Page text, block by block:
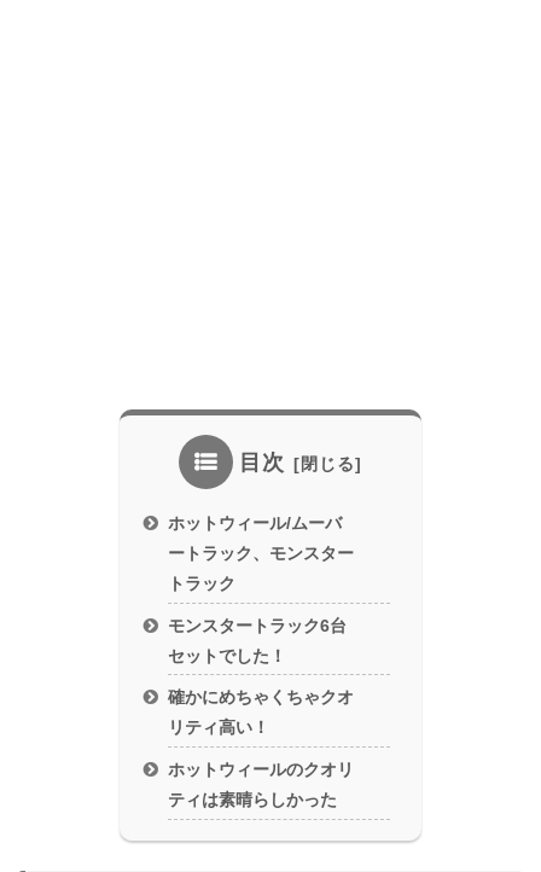
目次
ホットウィール/ムーバ
ートラック、モンスター
トラック
モンスタートラック6台
セットでした！
確かにめちゃくちゃクオ
リティ高い！
ホットウィールのクオリ
ティは素晴らしかった